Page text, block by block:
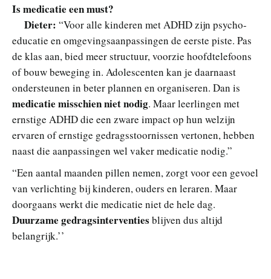
Is medicatie een must?
Dieter: “Voor alle kinderen met ADHD zijn psycho-
educatie en omgevingsaanpassingen de eerste piste. Pas
de klas aan, bied meer structuur, voorzie hoofdtelefoons
of bouw beweging in. Adolescenten kan je daarnaast
ondersteunen in beter plannen en organiseren. Dan is
medicatie misschien niet nodig. Maar leerlingen met
ernstige ADHD die een zware impact op hun welzijn
ervaren of ernstige gedragsstoornissen vertonen, hebben
naast die aanpassingen wel vaker medicatie nodig.”
“Een aantal maanden pillen nemen, zorgt voor een gevoel
van verlichting bij kinderen, ouders en leraren. Maar
doorgaans werkt die medicatie niet de hele dag.
Duurzame gedragsinterventies blijven dus altijd
belangrijk.’’